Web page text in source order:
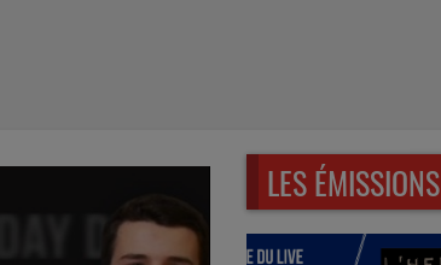
LES ÉMISSIONS